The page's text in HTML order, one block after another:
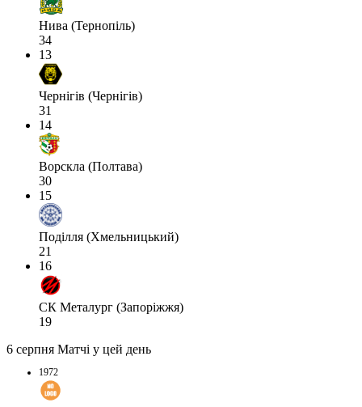
Нива (Тернопіль)
34
13
Чернігів (Чернігів)
31
14
Ворскла (Полтава)
30
15
Поділля (Хмельницький)
21
16
СК Металург (Запоріжжя)
19
6 серпня Матчі у цей день
1972